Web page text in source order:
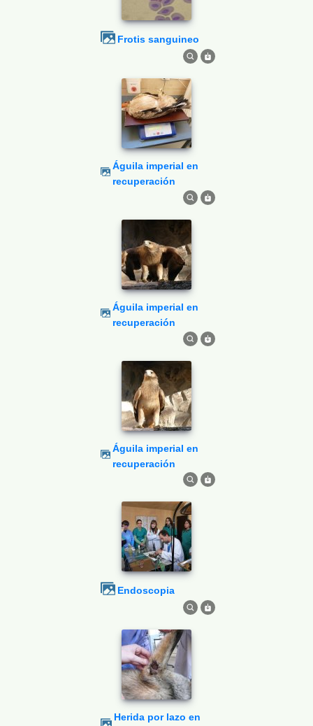
Frotis sanguineo
Águila imperial en
recuperación
Águila imperial en
recuperación
Águila imperial en
recuperación
Endoscopia
Herida por lazo en